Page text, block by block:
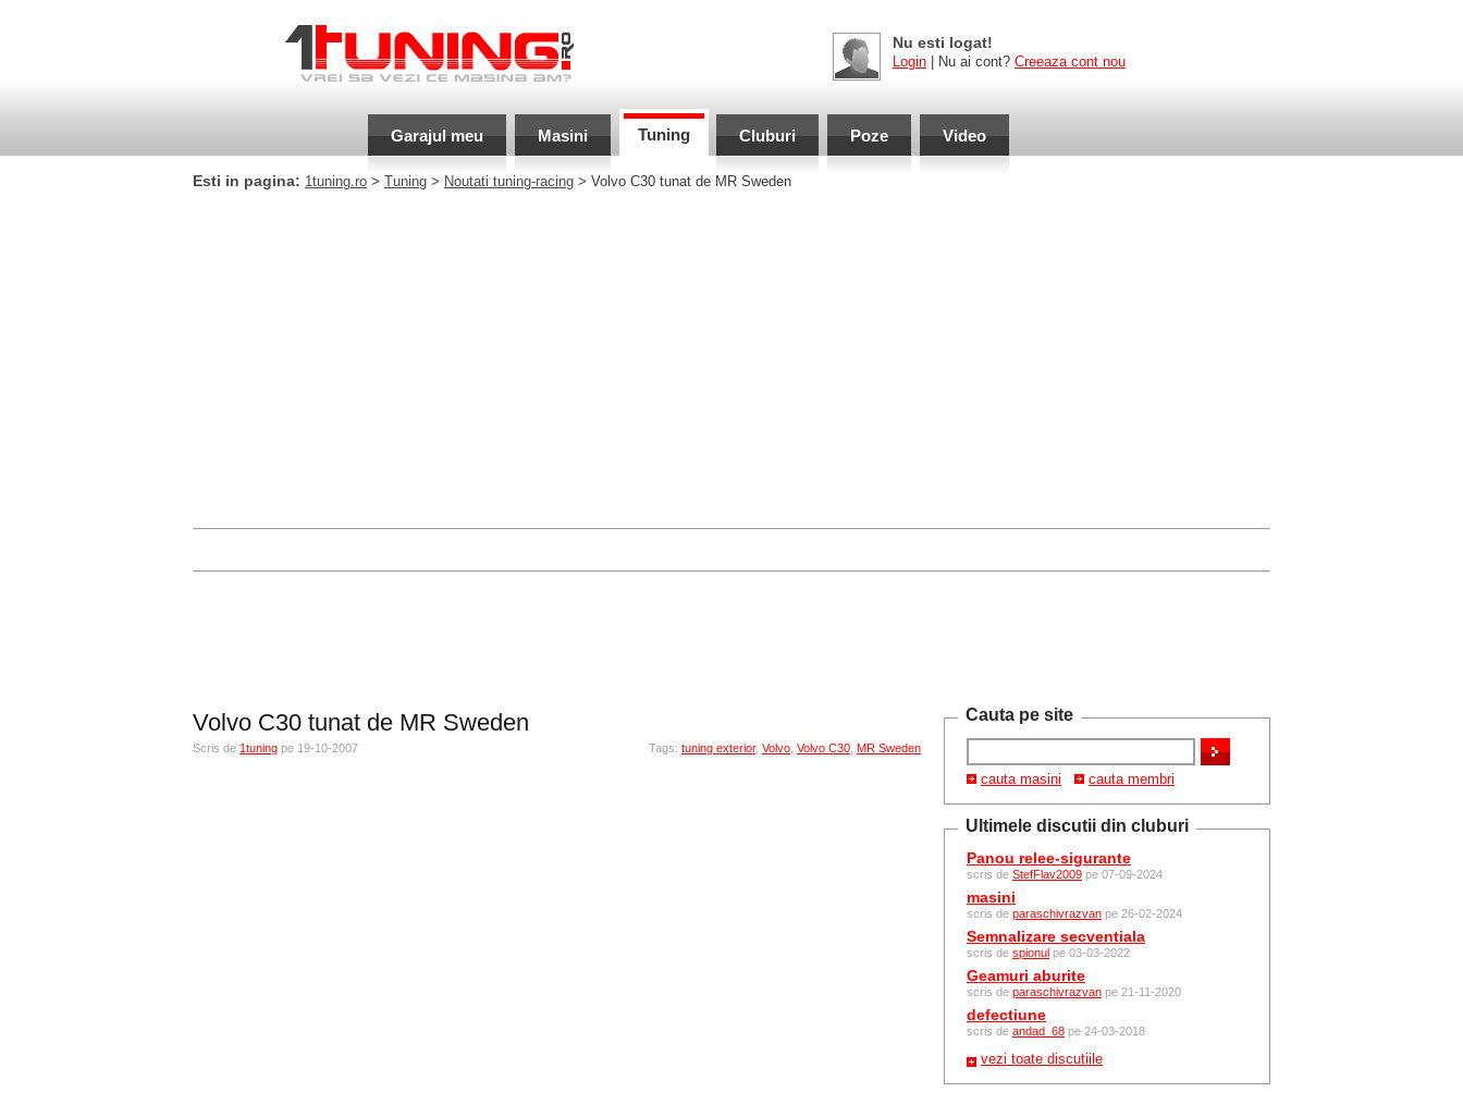
Nu esti logat!
Login | Nu ai cont? Creeaza cont nou
Garajul meu Masini Tuning Cluburi Poze Video
Esti in pagina: 1tuning.ro > Tuning > Noutati tuning-racing > Volvo C30 tunat de MR Sweden
Cauta pe site
cauta masini cauta membri
Ultimele discutii din cluburi
Panou relee-sigurante
scris de StefFlav2009 pe 07-09-2024
masini
scris de paraschivrazvan pe 26-02-2024
Semnalizare secventiala
scris de spionul pe 03-03-2022
Geamuri aburite
scris de paraschivrazvan pe 21-11-2020
defectiune
scris de andad_68 pe 24-03-2018
vezi toate discutiile
Volvo C30 tunat de MR Sweden
Scris de 1tuning pe 19-10-2007 Tags: tuning exterior, Volvo Volvo C30 MR Sweden